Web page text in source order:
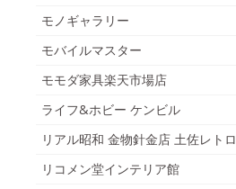
モノギャラリー
モバイルマスター
モモダ家具楽天市場店
ライフ&ホビー ケンビル
リアル昭和 金物針金店 土佐レトロ
リコメン堂インテリア館